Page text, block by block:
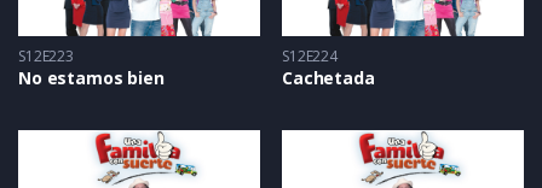
S12E223
No estamos bien
S12E224
Cachetada